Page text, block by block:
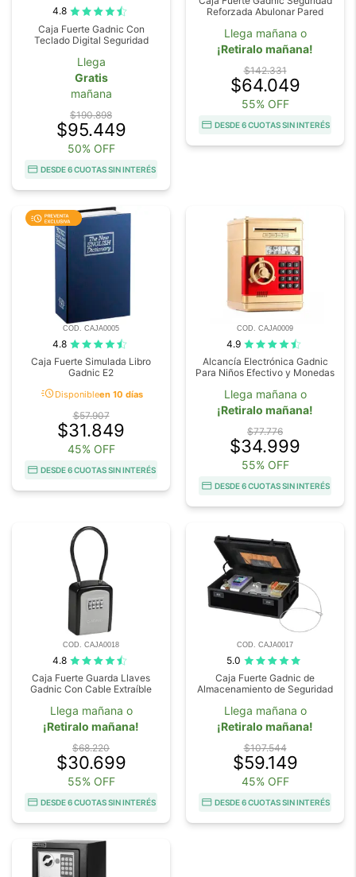
4.8
Caja Fuerte Gadnic Con
Teclado Digital Seguridad
Llega
Gratis
mañana
$190.898
$95.449
50% OFF
DESDE 6 CUOTAS SIN INTERÉS
Reforzada Abulonar Pared
Llega mañana o
¡Retiralo mañana!
$142.331
$64.049
55% OFF
DESDE 6 CUOTAS SIN INTERÉS
COD. CAJA0005
4.8
Caja Fuerte Simulada Libro
Gadnic E2
acuteDisponibleen 10 días
$57.907
$31.849
45% OFF
DESDE 6 CUOTAS SIN INTERÉS
COD. CAJA0009
4.9
Alcancía Electrónica Gadnic
Para Niños Efectivo y Monedas
Llega mañana o
¡Retiralo mañana!
$77.776
$34.999
55% OFF
DESDE 6 CUOTAS SIN INTERÉS
COD. CAJA0018
4.8
Caja Fuerte Guarda Llaves
Gadnic Con Cable Extraíble
Llega mañana o
¡Retiralo mañana!
$68.220
$30.699
55% OFF
DESDE 6 CUOTAS SIN INTERÉS
COD. CAJA0017
5.0
Caja Fuerte Gadnic de
Almacenamiento de Seguridad
Llega mañana o
¡Retiralo mañana!
$107.544
$59.149
45% OFF
DESDE 6 CUOTAS SIN INTERÉS